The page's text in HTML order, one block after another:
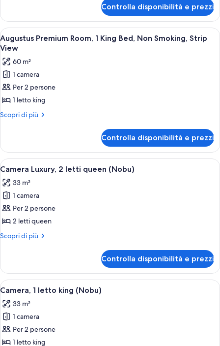
2
Queens
Non-
Smoking
Strip
View
Room
2
Non-
Smoking
Controlla disponibilità e prezzi
Apri
tutte
le
foto
per
Augustus
Premium
Room,
Bed,
Non
Smoking,
Strip
View
Una camera d'albergo con un letto
5
Augustus Premium Room, 1 King Bed, Non Smoking, Strip
View
60 m²
1 camera
Per 2 persone
1 letto king
Scopri di più
Altri
Premium
Room,
1
Bed,
Non
Smoking,
Strip
View
Controlla disponibilità e prezzi
Apri
tutte
le
foto
per
Camera
Luxury,
queen
(Nobu)
Camera d'albergo con un letto
4
Camera Luxury, 2 letti queen (Nobu)
33 m²
1 camera
Per 2 persone
2 letti queen
Scopri di più
Altri
Luxury,
letti
(Nobu)
Controlla disponibilità e prezzi
Apri
tutte
le
foto
per
Camera,
Camera d'albergo con un letto
4
Camera, 1 letto king (Nobu)
33 m²
1 camera
Per 2 persone
1 letto king